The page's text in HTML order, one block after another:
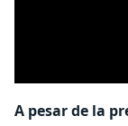
A pesar de la